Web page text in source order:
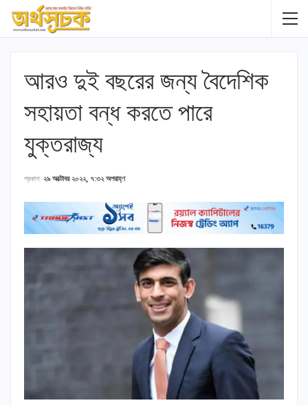
আরও দুই বছরের জন্য বৈদেশিক
সহায়তা বন্ধ করতে পারে
যুক্তরাজ্য
প্রকাশ ২৯ অক্টোবর ২০২২, ৭:৩২ অপরাহ্ণ